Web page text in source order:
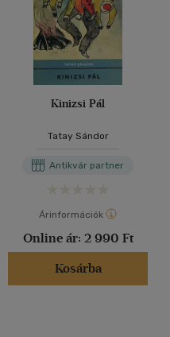
Kinizsi Pál
Tatay Sándor
Antikvár partner
Árinformációk
Online ár: 2 990 Ft
Kosárba